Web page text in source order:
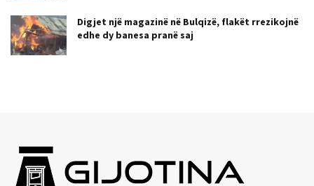
Digjet një magazinë në Bulqizë, flakët rrezikojnë
edhe dy banesa pranë saj